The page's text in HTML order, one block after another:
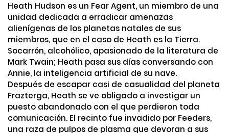
Heath Hudson es un Fear Agent, un miembro de una
unidad dedicada a erradicar amenazas
alienígenas de los planetas natales de sus
miembros, que en el caso de Heath es la Tierra.
Socarrón, alcohólico, apasionado de la literatura de
Mark Twain; Heath pasa sus días conversando con
Annie, la inteligencia artificial de su nave.
Después de escapar casi de casualidad del planeta
Frazterga, Heath se ve obligado a investigar un
puesto abandonado con el que perdieron toda
comunicación. El recinto fue invadido por Feeders,
una raza de pulpos de plasma que devoran a sus